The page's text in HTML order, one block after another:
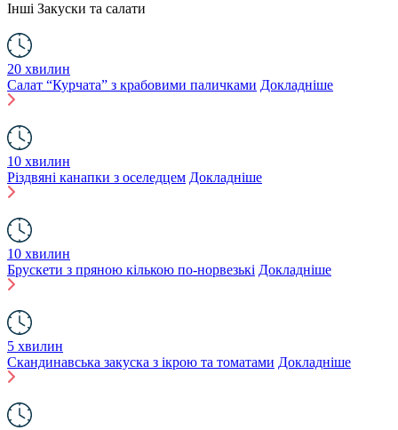
Інші Закуски та салати
20 хвилин
Салат “Курчата” з крабовими паличками Докладніше
10 хвилин
Різдвяні канапки з оселедцем Докладніше
10 хвилин
Брускети з пряною кількою по-норвезькі Докладніше
5 хвилин
Скандинавська закуска з ікрою та томатами Докладніше